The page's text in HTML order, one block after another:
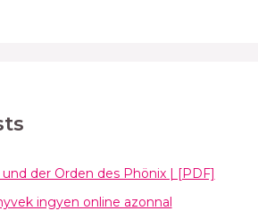
der Orden des Phönix | [PDF]
ingyen online azonnal